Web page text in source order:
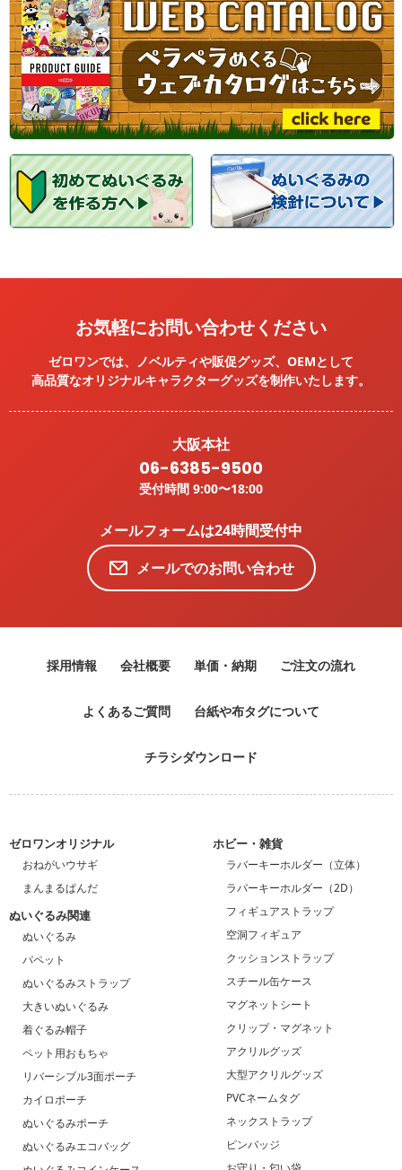
お気軽にお問い合わせください
ゼロワンでは、ノベルティや販促グッズ、OEMとして
高品質なオリジナルキャラクターグッズを制作いたします。
大阪本社
06-6385-9500
受付時間 9:00〜18:00
メールフォームは24時間受付中
メールでのお問い合わせ
採用情報 会社概要 単価・納期 ご注文の流れ
よくあるご質問 台紙や布タグについて
チラシダウンロード
ゼロワンオリジナル
おねがいウサギ
まんまるぱんだ
ぬいぐるみ関連
ぬいぐるみ
パペット
ぬいぐるみストラップ
大きいぬいぐるみ
着ぐるみ帽子
ペット用おもちゃ
リバーシブル3面ポーチ
カイロポーチ
ぬいぐるみポーチ
ぬいぐるみエコバッグ
ホビー・雑貨
ラバーキーホルダー（立体）
ラバーキーホルダー（2D）
フィギュアストラップ
空洞フィギュア
クッションストラップ
スチール缶ケース
マグネットシート
クリップ・マグネット
アクリルグッズ
大型アクリルグッズ
PVCネームタグ
ネックストラップ
ピンバッジ